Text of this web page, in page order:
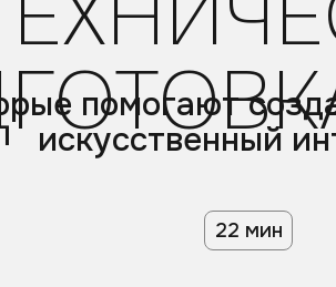
помогают
искусственный
22 мин